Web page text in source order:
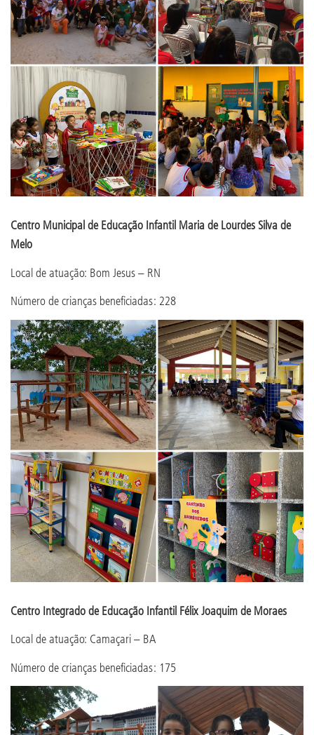
Centro Municipal de Educação Infantil Maria de Lourdes Silva de
Melo
Local de atuação: Bom Jesus – RN
Número de crianças beneficiadas: 228
Centro Integrado de Educação Infantil Félix Joaquim de Moraes
Local de atuação: Camaçari – BA
Número de crianças beneficiadas: 175